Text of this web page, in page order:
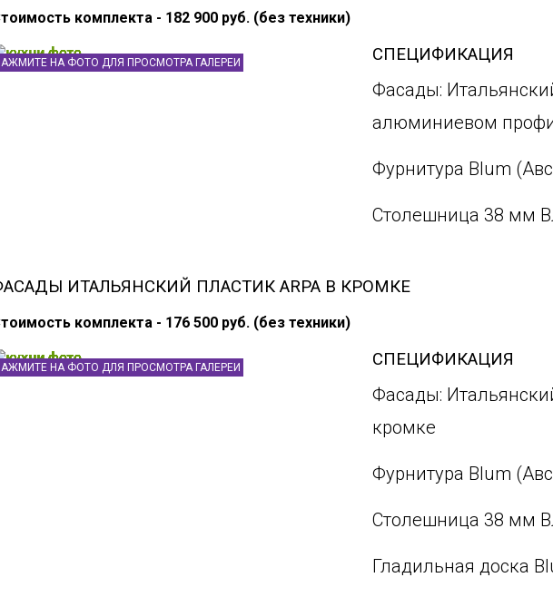
комплекта - 182 900 руб. (без техники)
НА ФОТО ДЛЯ ПРОСМОТРА ГАЛЕРЕИ СПЕЦИФИКАЦИЯ
Фасады:
алюминиевом
Фурнитура Blum
Столешница 38 мм
ИТАЛЬЯНСКИЙ ПЛАСТИК ARPA В КРОМКЕ
комплекта - 176 500 руб. (без техники)
НА ФОТО ДЛЯ ПРОСМОТРА ГАЛЕРЕИ СПЕЦИФИКАЦИЯ
Фасады:
кромке
Фурнитура Blum
Столешница 38 мм
Гладильная доска